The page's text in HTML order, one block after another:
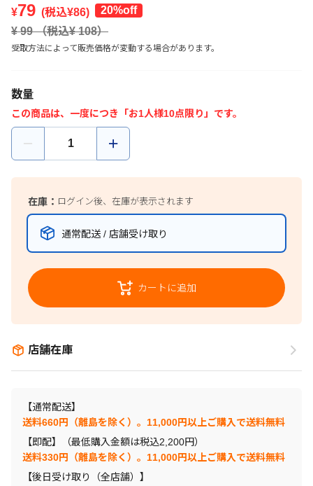
¥79 (税込¥86)
20%off
¥ 99（税込¥108）
受取方法によって販売価格が変動する場合があります。
数量
この商品は、一度につき「お1人様10点限り」です。
在庫： ログイン後、在庫が表示されます
通常配送 / 店舗受け取り
カートに追加
店舗在庫
【通常配送】
送料660円（離島を除く）。11,000円以上ご購入で送料無料
【即配】（最低購入金額は税込2,200円）
送料330円（離島を除く）。11,000円以上ご購入で送料無料
【後日受け取り（全店舗）】